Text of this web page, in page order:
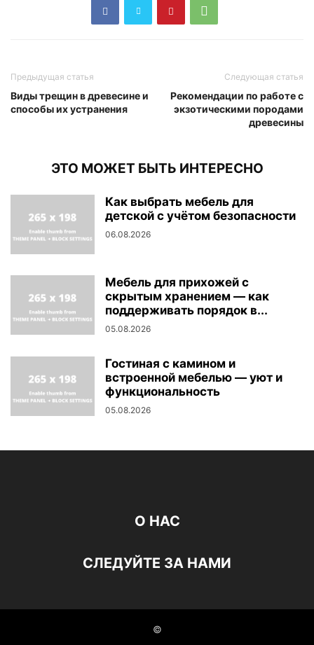
Предыдущая статья
Виды трещин в древесине и
способы их устранения
Следующая статья
Рекомендации по работе с
экзотическими породами
древесины
ЭТО МОЖЕТ БЫТЬ ИНТЕРЕСНО
Как выбрать мебель для
детской с учётом безопасности
06.08.2026
Мебель для прихожей с
скрытым хранением — как
поддерживать порядок в...
05.08.2026
Гостиная с камином и
встроенной мебелью — уют и
функциональность
05.08.2026
О НАС
СЛЕДУЙТЕ ЗА НАМИ
©